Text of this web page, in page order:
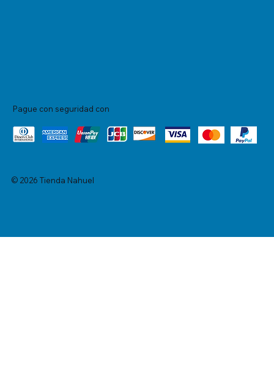
Pague con seguridad con
© 2026 Tienda Nahuel